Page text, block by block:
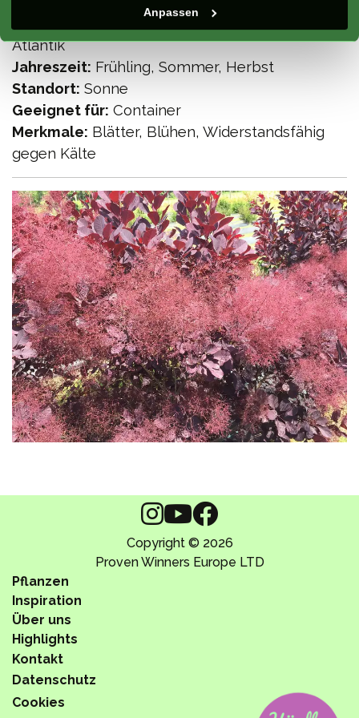
Anpassen
Mittelmeer, Kontinentale, Berg,
Atlantik
Jahreszeit: Frühling, Sommer, Herbst
Standort: Sonne
Geeignet für: Container
Merkmale: Blätter, Blühen, Widerstandsfähig
gegen Kälte
Copyright © 2026
Proven Winners Europe LTD
Pflanzen
Inspiration
Über uns
Datenschutz
Cookies
Highlights
Kontakt